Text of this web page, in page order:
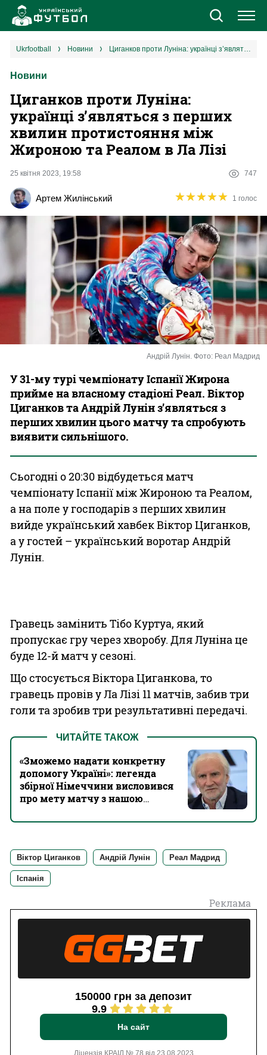
Новини
Єврокубки
УПЛ
Різне
Букмекери
Казино
ukrfootball новини Циганков проти Луніна: українці з’являться з перших хвилин протистояння між Жироною та Реалом в Ла Лізі
Новини
Циганков проти Луніна:
українці з’являться з перших
хвилин протистояння між
Жироною та Реалом в Ла Лізі
25 квітня 2023, 19:58 747
Артем Жилінський ★★★★★
★★★★★ 1 голос
Андрій Лунін. Фото: Реал Мадрид
У 31-му турі чемпіонату Іспанії Жирона
прийме на власному стадіоні Реал. Віктор
Циганков та Андрій Лунін з’являться з
перших хвилин цього матчу та спробують
виявити сильнішого.
Сьогодні о 20:30 відбудеться матч
чемпіонату Іспанії між Жироною та Реалом,
а на поле у господарів з перших хвилин
вийде український хавбек Віктор Циганков,
а у гостей – український воротар Андрій
Лунін.
Гравець замінить Тібо Куртуа, який
пропускає гру через хворобу. Для Луніна це
буде 12-й матч у сезоні.
Що стосується Віктора Циганкова, то
гравець провів у Ла Лізі 11 матчів, забив три
голи та зробив три результативні передачі.
ЧИТАЙТЕ ТАКОЖ
«Зможемо надати конкретну
допомогу Україні»: легенда
збірної Німеччини висловився
про мету матчу з нашою
Віктор Циганков Андрій Лунін Реал Мадрид
Іспанія
Реклама
150000 грн за депозит
9.9
На сайт
Ліцензія КРАІЛ № 78 від 23.08.2023